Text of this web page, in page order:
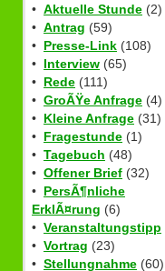
• Aktuelle Stunde (2)
• Antrag (59)
• Presse-Link (108)
• Interview (65)
• Rede (111)
• GroÃŸe Anfrage (4)
• Kleine Anfrage (31)
• Fragestunde (1)
• Tagebuch (48)
• Offener Brief (32)
• PersÃ¶nliche
ErklÃ¤rung (6)
• Veranstaltungstipp
• Vortrag (23)
• Stellungnahme (60)